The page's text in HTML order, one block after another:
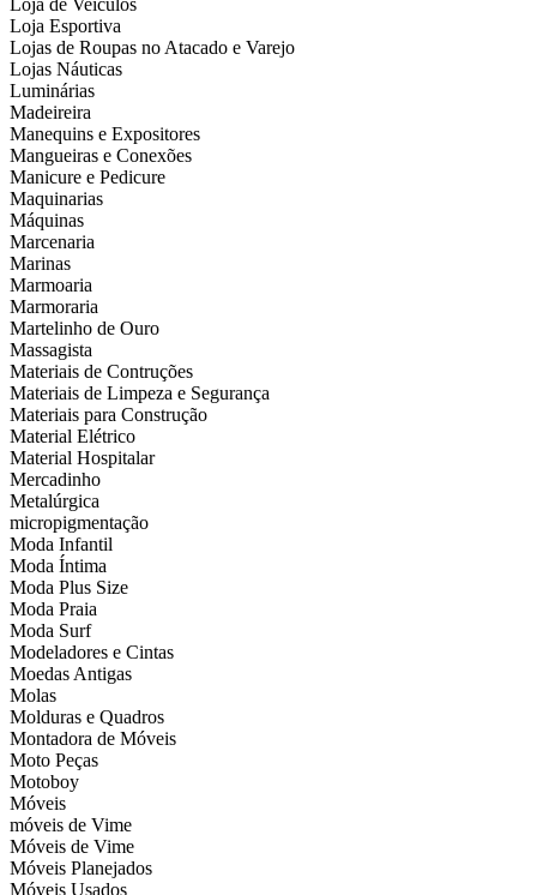
Loja de Veículos
Loja Esportiva
Lojas de Roupas no Atacado e Varejo
Lojas Náuticas
Luminárias
Madeireira
Manequins e Expositores
Mangueiras e Conexões
Manicure e Pedicure
Maquinarias
Máquinas
Marcenaria
Marinas
Marmoaria
Marmoraria
Martelinho de Ouro
Massagista
Materiais de Contruções
Materiais de Limpeza e Segurança
Materiais para Construção
Material Elétrico
Material Hospitalar
Mercadinho
Metalúrgica
micropigmentação
Moda Infantil
Moda Íntima
Moda Plus Size
Moda Praia
Moda Surf
Modeladores e Cintas
Moedas Antigas
Molas
Molduras e Quadros
Montadora de Móveis
Moto Peças
Motoboy
Móveis
móveis de Vime
Móveis de Vime
Móveis Planejados
Móveis Usados